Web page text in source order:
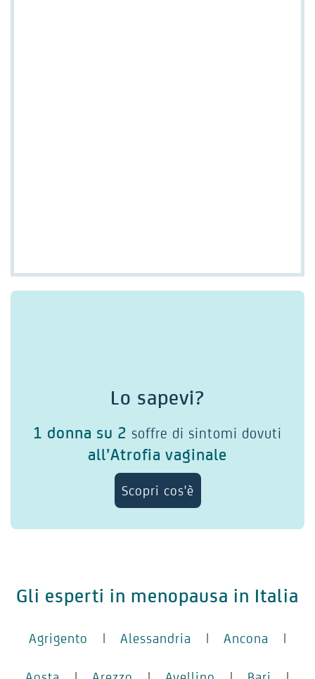
Lo sapevi?
1 donna su 2 soffre di sintomi dovuti
all’Atrofia vaginale
Scopri cos'è
Gli esperti in menopausa in Italia
Agrigento | Alessandria | Ancona |